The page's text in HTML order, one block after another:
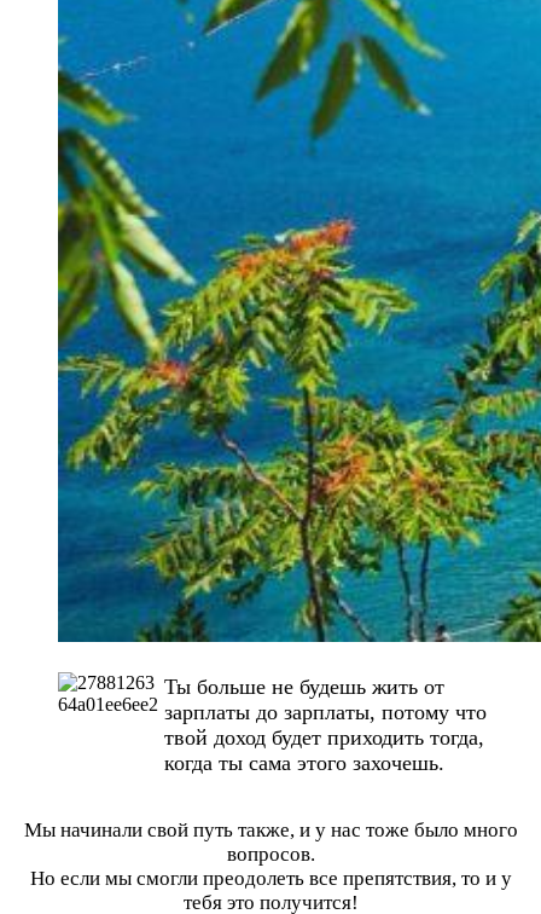
Ты больше не будешь жить от
зарплаты до зарплаты, потому что
твой доход будет приходить тогда,
когда ты сама этого захочешь.
Мы начинали свой путь также, и у нас тоже было много
вопросов.
Но если мы смогли преодолеть все препятствия, то и у
тебя это получится!